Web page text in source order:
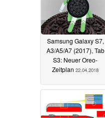
Samsung Galaxy S7,
A3/A5/A7 (2017), Tab
S3: Neuer Oreo-
Zeitplan 22.04.2018